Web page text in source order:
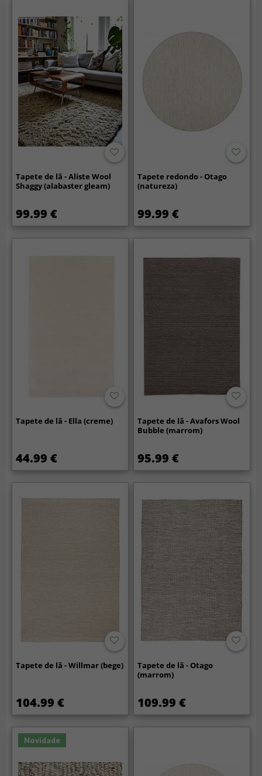
Tapete de lã - Aliste Wool
Shaggy (alabaster gleam)
99.99 €
Tapete redondo - Otago
(natureza)
99.99 €
Tapete de lã - Ella (creme)
44.99 €
Tapete de lã - Avafors Wool
Bubble (marrom)
95.99 €
Tapete de lã - Willmar (bege)
104.99 €
Tapete de lã - Otago
(marrom)
109.99 €
Novidade